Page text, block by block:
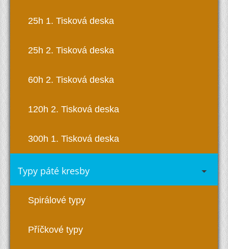
25h 1. Tisková deska
25h 2. Tisková deska
60h 2. Tisková deska
120h 2. Tisková deska
300h 1. Tisková deska
Typy páté kresby
Spirálové typy
Příčkové typy